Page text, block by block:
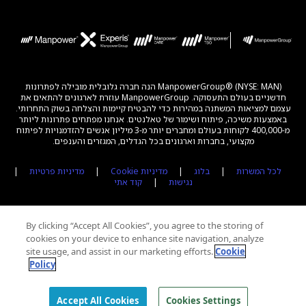
ManpowerGroup® (NYSE: MAN) הנה חברה גלובלית מובילה לפתרונות
חדשניים בעולם התעסוקה. ManpowerGroup עוזרת לארגונים להתאים את
עצמם למציאות המשתנה במהירות כדי להבטיח קיימות והצלחה בשוק התחרותי.
באמצעות משיכה, פיתוח ושימור של טאלנטים. אנחנו מפתחים פתרונות ליותר
מ-400,000 לקוחות בעולם ומחברים יותר מ-3 מיליון אנשים להזדמנויות לפיתוח
מקצועי, בחברות וארגונים בכל הגדלים, המגזרים והענפים.
לכל המשרות | בלוג | מדיניות Cookie | מדיניות פרטיות
|
נגישות
| קוד אתי
By clicking “Accept All Cookies”, you agree to the storing of
cookies on your device to enhance site navigation, analyze
site usage, and assist in our marketing efforts.Cookie
Policy
Cookies Settings
Accept All Cookies